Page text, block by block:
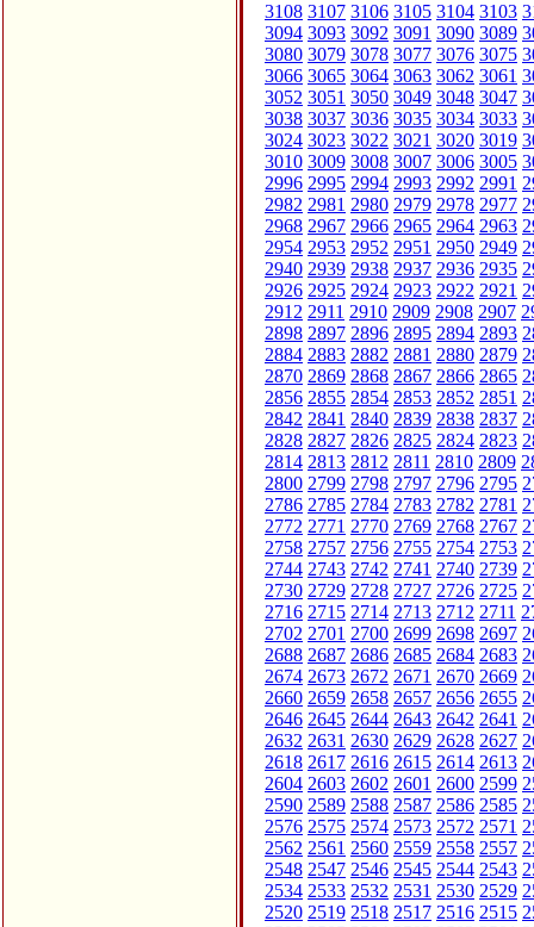
3108 3107 3106 3105 3104 3103
3094 3093 3092 3091 3090 3089
3080 3079 3078 3077 3076 3075
3066 3065 3064 3063 3062 3061
3052 3051 3050 3049 3048 3047
3038 3037 3036 3035 3034 3033
3024 3023 3022 3021 3020 3019
3010 3009 3008 3007 3006 3005
2996 2995 2994 2993 2992 2991
2982 2981 2980 2979 2978 2977
2968 2967 2966 2965 2964 2963
2954 2953 2952 2951 2950 2949
2940 2939 2938 2937 2936 2935
2926 2925 2924 2923 2922 2921
2912 2911 2910 2909 2908 2907
2898 2897 2896 2895 2894 2893
2884 2883 2882 2881 2880 2879
2870 2869 2868 2867 2866 2865
2856 2855 2854 2853 2852 2851
2842 2841 2840 2839 2838 2837
2828 2827 2826 2825 2824 2823
2814 2813 2812 2811 2810 2809
2800 2799 2798 2797 2796 2795
2786 2785 2784 2783 2782 2781
2772 2771 2770 2769 2768 2767
2758 2757 2756 2755 2754 2753
2744 2743 2742 2741 2740 2739
2730 2729 2728 2727 2726 2725
2716 2715 2714 2713 2712 2711
2702 2701 2700 2699 2698 2697
2688 2687 2686 2685 2684 2683
2674 2673 2672 2671 2670 2669
2660 2659 2658 2657 2656 2655
2646 2645 2644 2643 2642 2641
2632 2631 2630 2629 2628 2627
2618 2617 2616 2615 2614 2613
2604 2603 2602 2601 2600 2599
2590 2589 2588 2587 2586 2585
2576 2575 2574 2573 2572 2571
2562 2561 2560 2559 2558 2557
2548 2547 2546 2545 2544 2543
2534 2533 2532 2531 2530 2529
2520 2519 2518 2517 2516 2515